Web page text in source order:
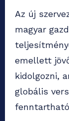
Az új
magyar
emellett
kidolgozni,
globális